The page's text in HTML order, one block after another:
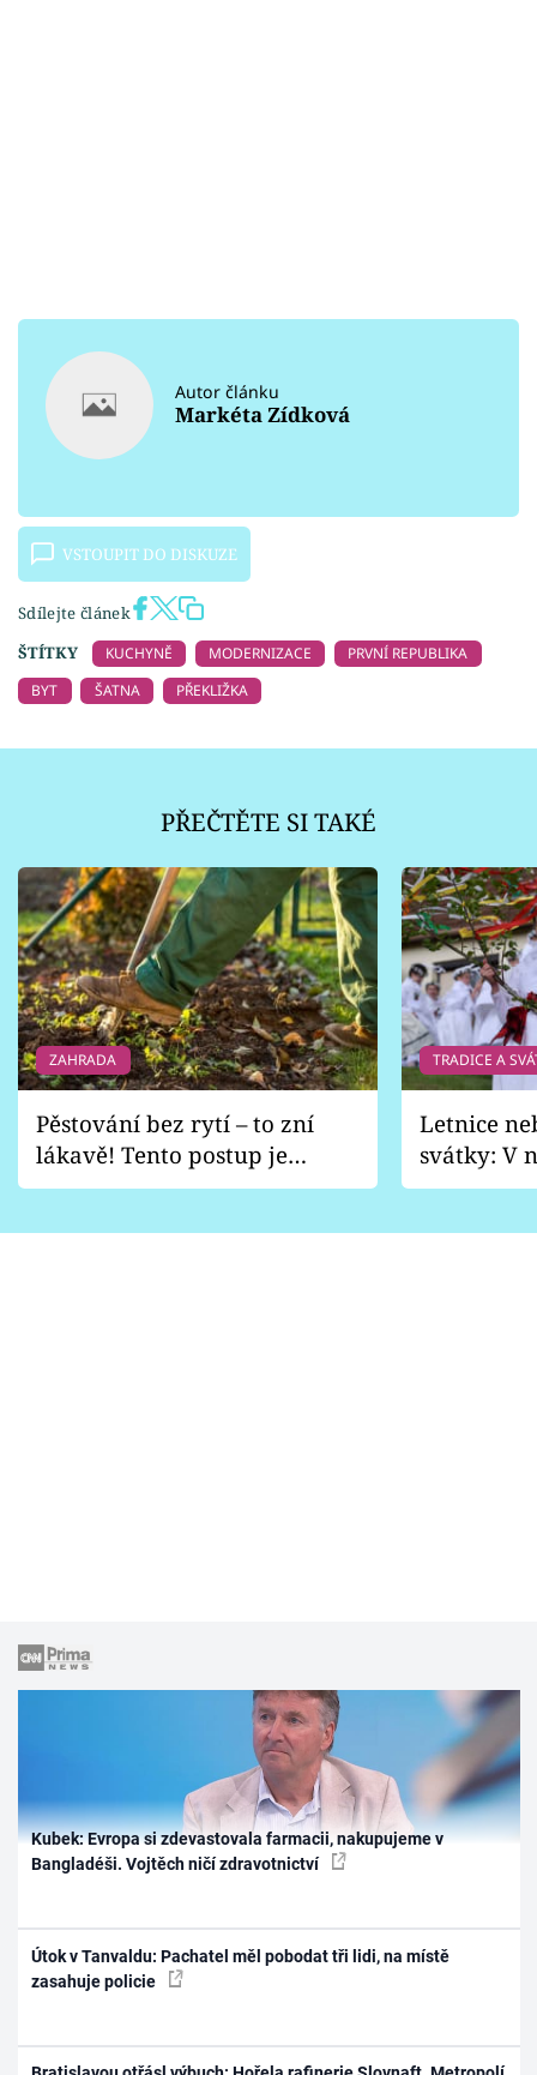
Autor článku
Markéta Zídková
VSTOUPIT DO DISKUZE
Sdílejte článek
ŠTÍTKY
KUCHYNĚ MODERNIZACE
PRVNÍ REPUBLIKA
BYT
ŠATNA PŘEKLIŽKA
PŘEČTĚTE SI TAKÉ
ZAHRADA
Pěstování bez rytí – to zní
lákavě! Tento postup je
vhodný jen pro některé
TRADICE A
Letnice
svátky: V
pondělí
Kubek: Evropa si zdevastovala farmacii, nakupujeme v
Bangladéši. Vojtěch ničí zdravotnictví
Útok v Tanvaldu: Pachatel měl pobodat tři lidi, na místě
zasahuje policie